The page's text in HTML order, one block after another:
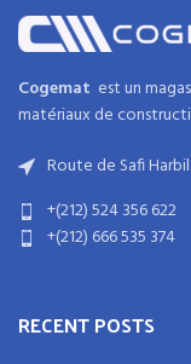
Cogemat est un
matériaux de
Route de Safi
+(212) 524 356 622
+(212) 666 535 374
RECENT POSTS